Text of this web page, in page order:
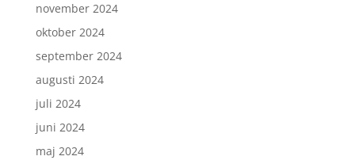
november 2024
oktober 2024
september 2024
augusti 2024
juli 2024
juni 2024
maj 2024